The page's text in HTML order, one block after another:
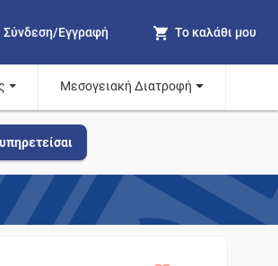
Σύνδεση/Εγγραφή Το καλάθι μου
Μεσογειακή Διατροφή